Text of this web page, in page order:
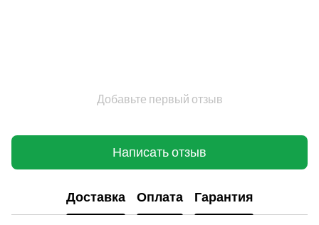
Добавьте первый отзыв
Написать отзыв
Доставка Оплата Гарантия